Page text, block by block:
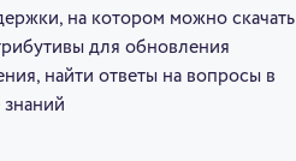
на котором можно скачать
для обновления
найти ответы на вопросы в
знаний